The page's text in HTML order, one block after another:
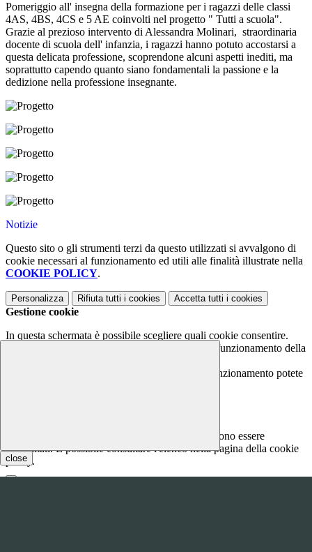
close
Pomeriggio all' insegna della formazione per i ragazzi delle classi
4AS, 4BS, 4CS e 5 AE coinvolti nel progetto " Tutti a scuola".
Grazie al prezioso intervento di Alessandra Molinari, straordinaria
docente di scuola dell' infanzia, i ragazzi hanno potuto accostarsi a
questa delicata professione, scoprendone alcuni aspetti inediti, ma
soprattutto capendo quanto siano fondamentali la passione e la
dedizione nella professione insegnante.
Notizie
Questo sito o gli strumenti terzi da questo utilizzati si avvalgono di
cookie necessari al funzionamento ed utili alle finalità illustrate nella
COOKIE POLICY.
Personalizza Rifiuta tutti i cookies Accetta tutti i cookies
Gestione cookie
In questa schermata è possibile scegliere quali cookie consentire.
I cookie necessari sono quelli che consentono il funzionamento della
Per conoscere quali sono i cookie necessari al funzionamento potete
I cookie necessari per il funzionamento non possono essere
disabilitati. È possibile consultare l'elenco nella pagina della cookie
policy.